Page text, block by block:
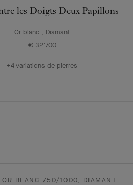
les Doigts Deux Papillons
Or blanc , Diamant
€ 32'700
+4 variations de pierres
OR BLANC 750/1000, DIAMANT